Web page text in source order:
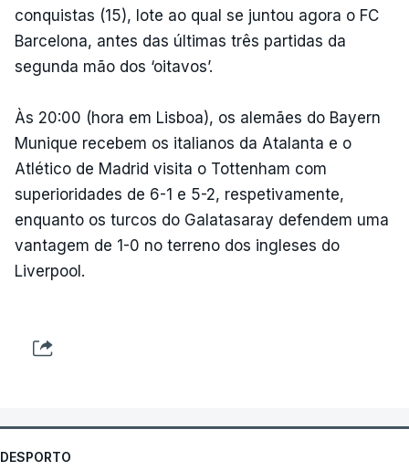
conquistas (15), lote ao qual se juntou agora o FC
Barcelona, antes das últimas três partidas da
segunda mão dos ‘oitavos’.
Às 20:00 (hora em Lisboa), os alemães do Bayern
Munique recebem os italianos da Atalanta e o
Atlético de Madrid visita o Tottenham com
superioridades de 6-1 e 5-2, respetivamente,
enquanto os turcos do Galatasaray defendem uma
vantagem de 1-0 no terreno dos ingleses do
Liverpool.
DESPORTO